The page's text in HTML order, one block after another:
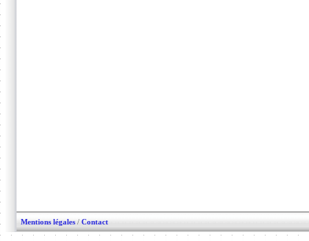
Mentions légales / Contact